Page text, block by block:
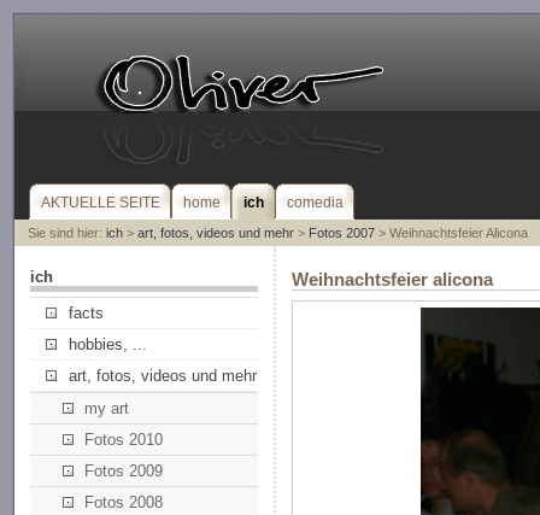
AKTUELLE SEITE home ich comedia
Sie sind hier: ich> art, fotos, videos und mehr> Fotos 2007> Weihnachtsfeier Alicona
ich
facts
hobbies, ...
art, fotos, videos und mehr
my art
Fotos 2010
Fotos 2009
Fotos 2008
Weihnachtsfeier alicona